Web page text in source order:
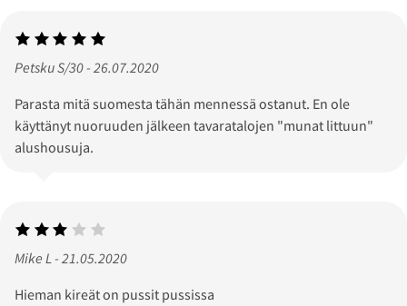
Petsku S/30 - 26.07.2020
Parasta mitä suomesta tähän mennessä ostanut. En ole
käyttänyt nuoruuden jälkeen tavaratalojen "munat littuun"
alushousuja.
Mike L - 21.05.2020
Hieman kireät on pussit pussissa